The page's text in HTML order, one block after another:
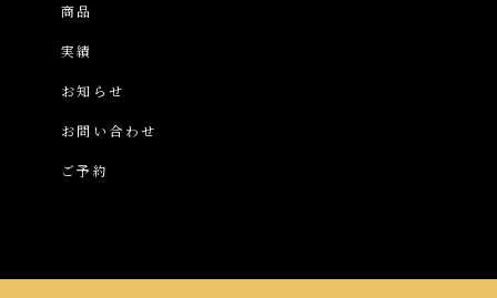
商品
実績
お知らせ
お問い合わせ
ご予約